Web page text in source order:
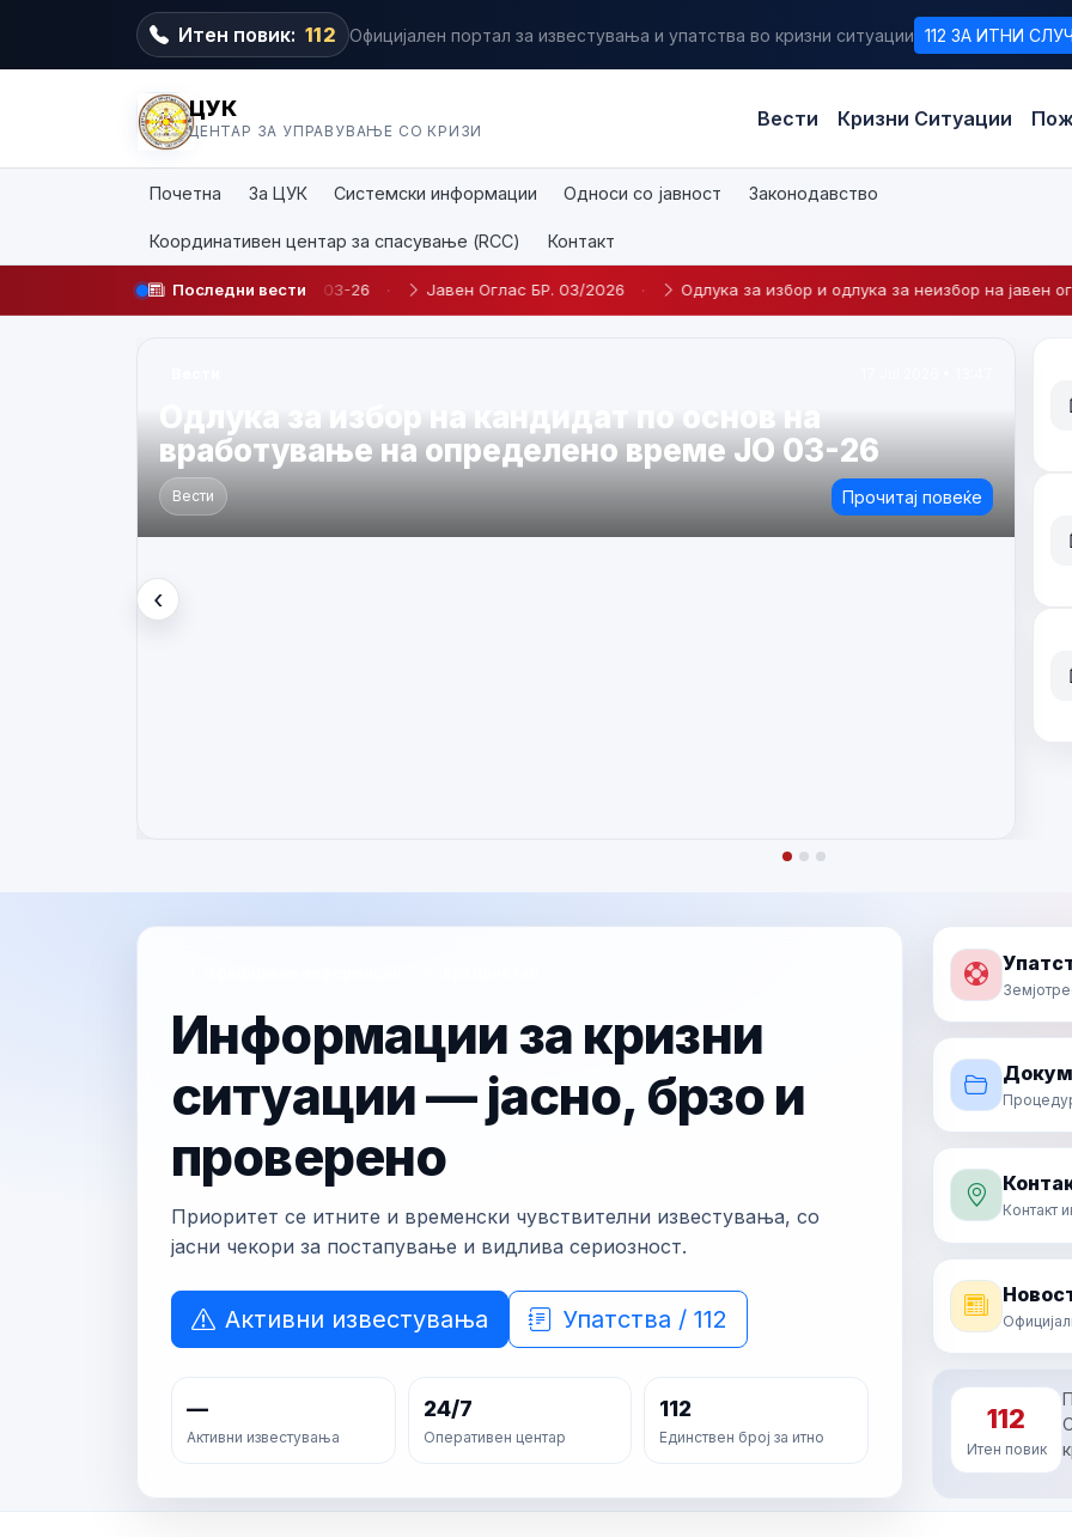
Итен повик: 112 Официјален портал за известувања и упатства во кризни ситуации 112 ЗА ИТНИ
ЦУК
ЦЕНТАР ЗА УПРАВУВАЊЕ СО КРИЗИ
Вести Кризни Ситуации
Почетна За ЦУК Системски информации Односи со јавност Законодавство
Координативен центар за спасување (RCC) Контакт
Последни вести
време JO 03-26 · Јавен Оглас БР. 03/2026 · Одлука за избор и одлука за неизбор на јавен оглас број 2-2026 ·
О Д Л У К А За избор на кандидат по Интерен оглас
број 02/2026 за унапредување на
административен службеник во Центар за
управување со кризи
‹Претходно
Информации за кризни
ситуации — јасно, брзо и
проверено
Приоритет се итните и временски чувствителни известувања, со
јасни чекори за постапување и видлива сериозност.
Активни известувања Упатства / 112
—
Активни известувања
24/7
Оперативен центар
112
Единствен број за итно
Контакт
112
Итен повик